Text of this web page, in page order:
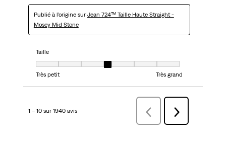
Publié à l'origine sur Jean 724™ Taille Haute Straight -
Mosey Mid Stone
Taille
Taille, 4 sur 7, où 1 est égal à Très petit et 7 est égal à Très grand
Très petit
Très grand
1 – 10 sur 1940 avis PrécédentavisSuivant
avis